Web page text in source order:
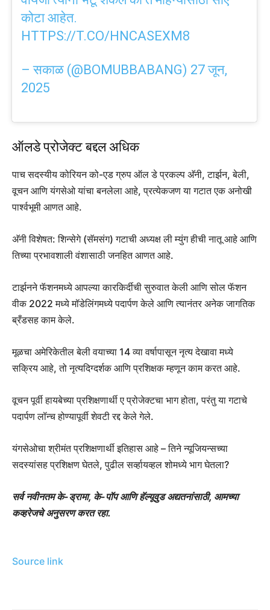
कोटा आहेत.
HTTPS://T.CO/HNCASEXM8
– सकाळ (@BOMUBBABANG) 27 जून,
2025
ऑलडे प्रोजेक्ट बद्दल अधिक
पाच सदस्यीय कोरियन को-एड ग्रुप ऑल डे प्रकल्प अ‍ॅनी, टार्झन, बेली,
वूचन आणि यंगसेओ यांचा बनलेला आहे, प्रत्येकजण या गटात एक अनोखी
पार्श्वभूमी आणत आहे.
अ‍ॅनी विशेषत: शिन्सेगे (सॅमसंग) गटाची अध्यक्ष ली म्युंग हीची नातू आहे आणि
तिच्या प्रभावशाली वंशासाठी जनहित आणत आहे.
टार्झनने फॅशनमध्ये आपल्या कारकिर्दीची सुरुवात केली आणि सोल फॅशन
वीक 2022 मध्ये मॉडेलिंगमध्ये पदार्पण केले आणि त्यानंतर अनेक जागतिक
ब्रँडसह काम केले.
मूळचा अमेरिकेतील बेली वयाच्या 14 व्या वर्षापासून नृत्य देखावा मध्ये
सक्रिय आहे, तो नृत्यदिग्दर्शक आणि प्रशिक्षक म्हणून काम करत आहे.
वूचन पूर्वी हायबेच्या प्रशिक्षणार्थी ए प्रोजेक्टचा भाग होता, परंतु या गटाचे
पदार्पण लॉन्च होण्यापूर्वी शेवटी रद्द केले गेले.
यंगसेओचा श्रीमंत प्रशिक्षणार्थी इतिहास आहे – तिने न्यूजियन्सच्या
सदस्यांसह प्रशिक्षण घेतले, पुढील सर्व्हायव्हल शोमध्ये भाग घेतला?
सर्व नवीनतम के-ड्रामा, के-पॉप आणि हॅल्यूवुड अद्यतनांसाठी, आमच्या
कव्हरेजचे अनुसरण करत रहा.
Source link